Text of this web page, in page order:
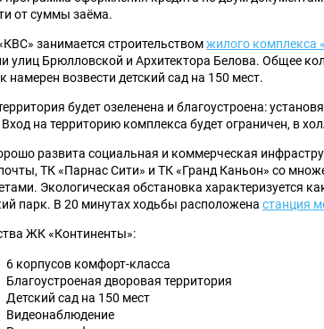
от суммы заёма.
занимается строительствомжилого комплекса
улиц Брюлловской и Архитектора Белова. Общее
намерен возвести детский сад на 150 мест.
будет озеленена и благоустроена:
на территорию комплекса будет ограничен, в
развита социальная и коммерческая
ТК «Парнас Сити» и ТК «Гранд Каньон» со
Экологическая обстановка характеризуется
парк. В 20 минутах ходьбы расположена станция
ЖК «Континенты»:
6 корпусов комфорт-класса
Благоустроеная дворовая территория
Детский сад на 150 мест
Видеонаблюдение